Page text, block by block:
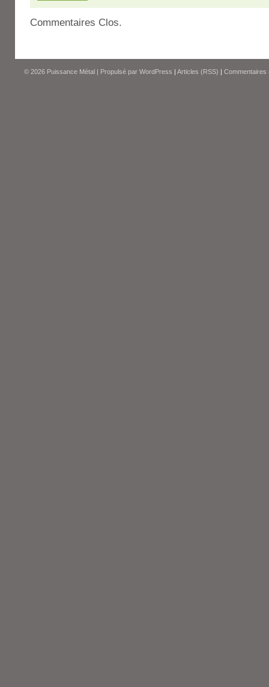
Commentaires Clos.
© 2026 Puissance Métal | Propulsé par WordPress | Articles (RSS) | Commentaires